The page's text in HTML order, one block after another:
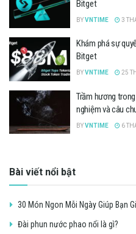
Bitget
BYVNTIME 3
Khám phá sự
Bitget
BYVNTIME 25
Trầm hương
nghiệm và câu
BYVNTIME 6
Bài viết nổi bật
30 Món Ngon Mỗi Ngày Giúp Bạn
Đài phun nước phao nổi là gì?